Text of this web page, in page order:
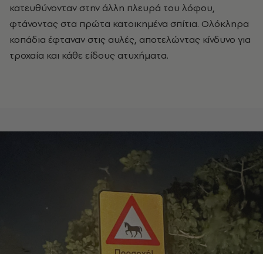
κατευθύνονταν στην άλλη πλευρά του λόφου,
φτάνοντας στα πρώτα κατοικημένα σπίτια. Ολόκληρα
κοπάδια έφταναν στις αυλές, αποτελώντας κίνδυνο για
τροχαία και κάθε είδους ατυχήματα.